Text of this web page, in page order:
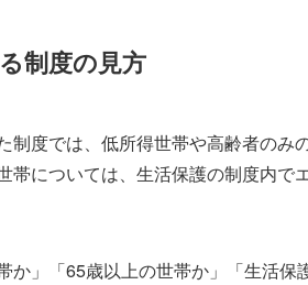
制度の見方
制度では、低所得世帯や高齢者のみ
帯については、生活保護の制度内で
か」「65歳以上の世帯か」「生活保